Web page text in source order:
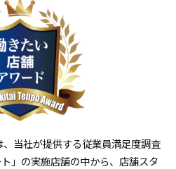
、当社が提供する従業員満足度調査
」の実施店舗の中から、 店舗スタ